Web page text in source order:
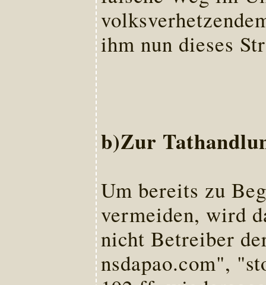
ihm nun dieses
b)Zur
Um bereits zu
vermeiden, wird
nicht Betreiber
nsdapao.com",